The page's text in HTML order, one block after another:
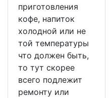
приготовления
кофе, напиток
холодной или не
той температуры
что должен быть,
то тут скорее
всего подлежит
ремонту или